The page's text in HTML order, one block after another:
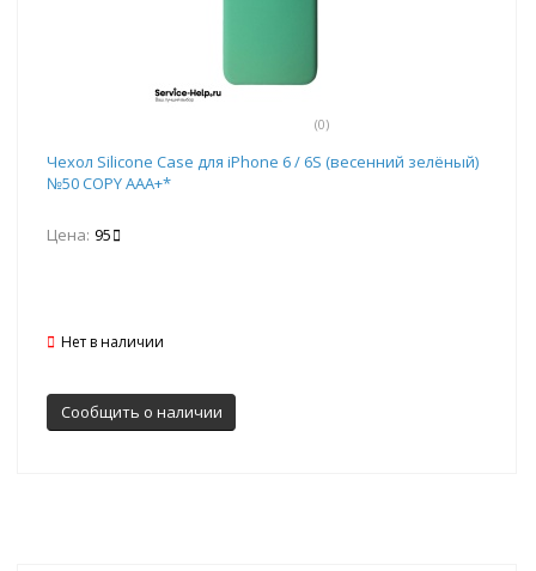
(0)
Чехол Silicone Case для iPhone 6 / 6S (весенний зелёный)
№50 COPY AAA+*
Цена: 95
Нет в наличии
Сообщить о наличии